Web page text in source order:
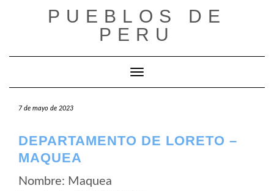
PUEBLOS DE
PERU
Cambiar modo de navegación
7 de mayo de 2023
DEPARTAMENTO DE LORETO –
MAQUEA
Nombre: Maquea